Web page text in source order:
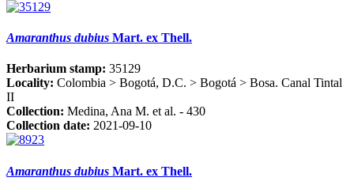
Amaranthus dubius Mart. ex Thell.
Herbarium stamp: 35129
Locality: Colombia > Bogotá, D.C. > Bogotá > Bosa. Canal Tintal
II
Collection: Medina, Ana M. et al. - 430
Collection date: 2021-09-10
Amaranthus dubius Mart. ex Thell.